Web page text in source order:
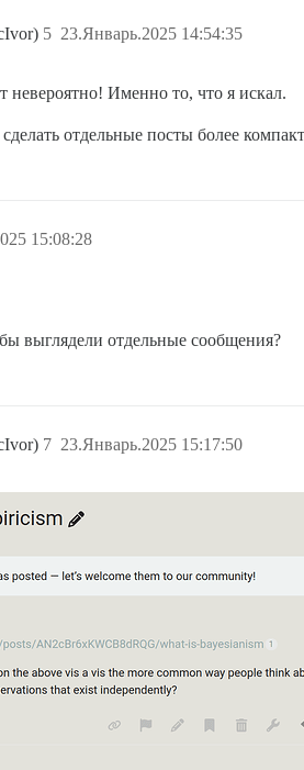
23.Январь.2025 14:54:35
5
невероятно! Именно то, что я искал.
отдельные посты более
15:08:28
выглядели отдельные сообщения?
23.Январь.2025 15:17:50
7